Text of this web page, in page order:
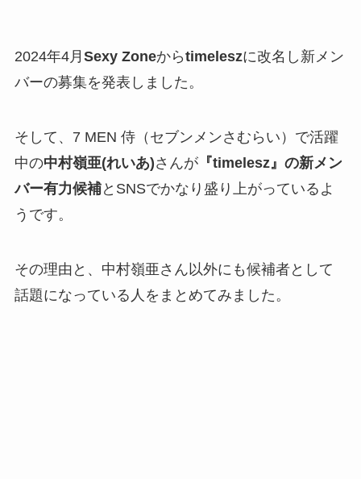
2024年4月 Sexy Zoneからtimeleszに改名し新メン
バーの募集を発表しました。
そして、7 MEN 侍（セブンメンさむらい）で活躍
中の中村嶺亜(れいあ)さんが『timelesz』の新メン
バー有力候補とSNSでかなり盛り上がっているよ
うです。
その理由と、中村嶺亜さん以外にも候補者として
話題になっている人をまとめてみました。